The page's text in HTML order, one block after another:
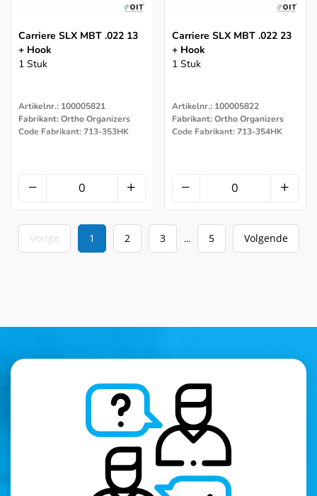
Carriere SLX MBT .022 13
+ Hook
1 Stuk
Artikelnr.: 100005821
Fabrikant: Ortho Organizers
Code Fabrikant: 713-353HK
Carriere SLX MBT .022 23
+ Hook
1 Stuk
Artikelnr.: 100005822
Fabrikant: Ortho Organizers
Code Fabrikant: 713-354HK
Vorige 1 2 3 ... 5 Volgende